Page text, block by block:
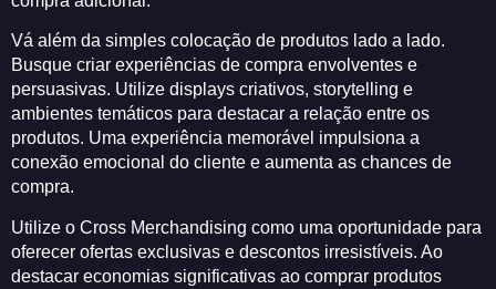
Vá além da simples colocação de produtos lado a lado.
Busque criar experiências de compra envolventes e
persuasivas. Utilize displays criativos, storytelling e
ambientes temáticos para destacar a relação entre os
produtos. Uma experiência memorável impulsiona a
conexão emocional do cliente e aumenta as chances de
compra.
Utilize o Cross Merchandising como uma oportunidade para
oferecer ofertas exclusivas e descontos irresistíveis. Ao
destacar economias significativas ao comprar produtos